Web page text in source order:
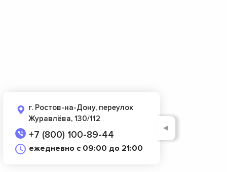
г. Ростов-на-Дону, переулок
Журавлёва, 130/112
+7 (800) 100-89-44
ежедневно с 09:00 до 21:00
◄